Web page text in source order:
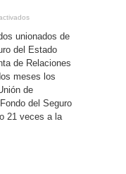
Empleados
unionados
de
la
vuelven
vigésima
primera
a
unionados de
del Estado
de Relaciones
meses los
de
del Seguro
21 veces a la